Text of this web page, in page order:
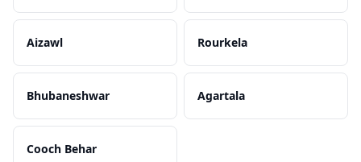
Aizawl Rourkela
Bhubaneshwar Agartala
Cooch Behar